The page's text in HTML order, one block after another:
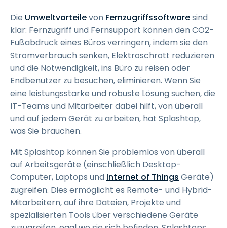
Die Umweltvorteilevon Fernzugriffssoftwaresind
klar: Fernzugriff und Fernsupport können den CO2-
Fußabdruck eines Büros verringern, indem sie den
Stromverbrauch senken, Elektroschrott reduzieren
und die Notwendigkeit, ins Büro zu reisen oder
Endbenutzer zu besuchen, eliminieren. Wenn Sie
eine leistungsstarke und robuste Lösung suchen, die
IT-Teams und Mitarbeiter dabei hilft, von überall
und auf jedem Gerät zu arbeiten, hat Splashtop,
was Sie brauchen.
Mit Splashtop können Sie problemlos von überall
auf Arbeitsgeräte (einschließlich Desktop-
Computer, Laptops und Internet of Things Geräte)
zugreifen. Dies ermöglicht es Remote- und Hybrid-
Mitarbeitern, auf ihre Dateien, Projekte und
spezialisierten Tools über verschiedene Geräte